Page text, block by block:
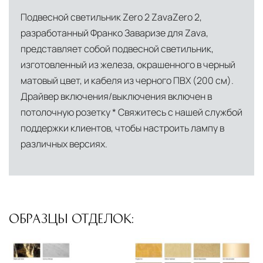
Индивидуальные условия для крупных
проектов, включая оплату по банковской
гарантии
Италии, откуда осуществляется прямое
снабжение мебелью, дверными конструкциями
и осветительными приборами. Это позволяет
нам гарантировать качество товара на всех
этапах транспортировки и исключить
посредников.
Собственные складские комплексы
Мы
располагаем принадлежащими нам
складскими объектами в Москве, где хранятся
доставки и обеспечить полный контроль над
Глобальная сеть распределительных
Подвесной светильник Zero 2 ZavaZero 2,
разработанный Франко Заваризе для Zava,
представляет собой подвесной светильник,
изготовленный из железа, окрашенного в черный
матовый цвет, и кабеля из черного ПВХ (200 см).
Драйвер включения/выключения включен в
потолочную розетку * Свяжитесь с нашей службой
поддержки клиентов, чтобы настроить лампу в
различных версиях.
ОБРАЗЦЫ ОТДЕЛОК: